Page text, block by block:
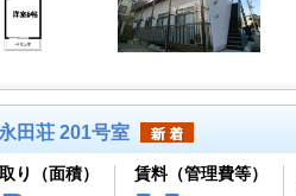
田荘 201号室
り（面積） 賃料（管理費等）